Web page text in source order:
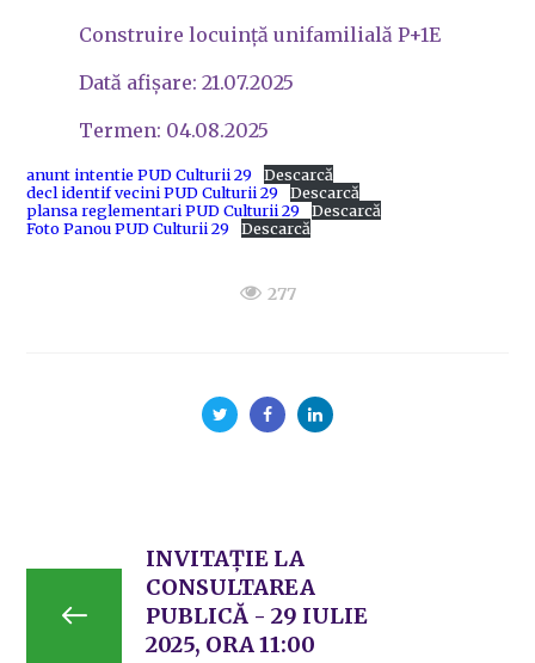
Construire locuință unifamilială P+1E
Dată afișare: 21.07.2025
Termen: 04.08.2025
anunt intentie PUD Culturii 29
Descarcă
decl identif vecini PUD Culturii 29
Descarcă
plansa reglementari PUD Culturii 29
Descarcă
Foto Panou PUD Culturii 29
Descarcă
277
INVITAȚIE LA
CONSULTAREA
PUBLICĂ - 29 IULIE
2025, ORA 11:00